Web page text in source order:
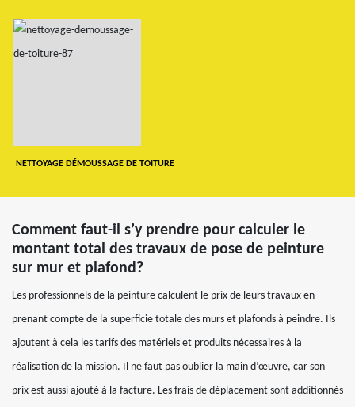
NETTOYAGE DÉMOUSSAGE DE TOITURE
Comment faut-il s’y prendre pour calculer le
montant total des travaux de pose de peinture
sur mur et plafond?
Les professionnels de la peinture calculent le prix de leurs travaux en
prenant compte de la superficie totale des murs et plafonds à peindre. Ils
ajoutent à cela les tarifs des matériels et produits nécessaires à la
réalisation de la mission. Il ne faut pas oublier la main d’œuvre, car son
prix est aussi ajouté à la facture. Les frais de déplacement sont additionnés